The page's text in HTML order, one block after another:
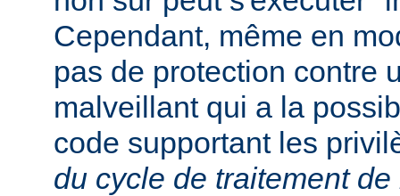
Cependant, même en
pas de protection contre
malveillant qui a la
code supportant les
du cycle de traitement